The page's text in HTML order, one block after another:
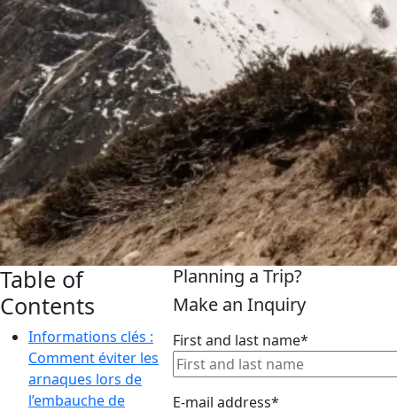
Table of
Contents
Informations clés :
Comment éviter les
arnaques lors de
l’embauche de
Planning a Trip?
Make an Inquiry
First and last name*
E-mail address*